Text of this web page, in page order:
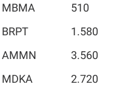
MBMA
510
BRPT
1.580
AMMN
3.560
MDKA
2.720